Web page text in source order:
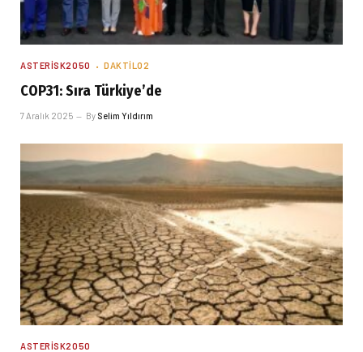
ASTERISK2050 DAKTILO2
COP31: Sıra Türkiye’de
7 Aralık 2025 By Selim Yıldırım
ASTERISK2050